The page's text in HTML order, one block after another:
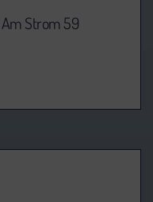
Am Strom 59